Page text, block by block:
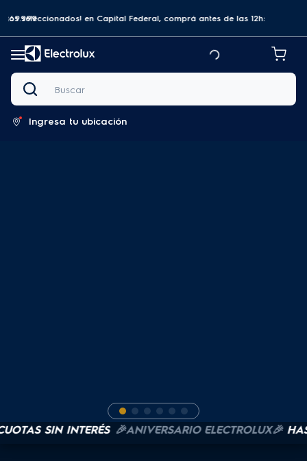
$69.999seleccionados! en Capital Federal, comprá antes de las 12hs y
Buscar
Ingresa tu ubicación
SIN INTERÉS 🎉ANIVERSARIO ELECTROLUX🎉HASTA